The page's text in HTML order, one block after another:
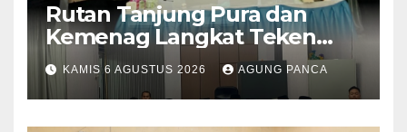
Rutan Tanjung Pura dan
Kemenag Langkat Teken
PKS Pembinaan Kerohanian
Warga Binaan
KAMIS 6 AGUSTUS 2026 AGUNG PANCA